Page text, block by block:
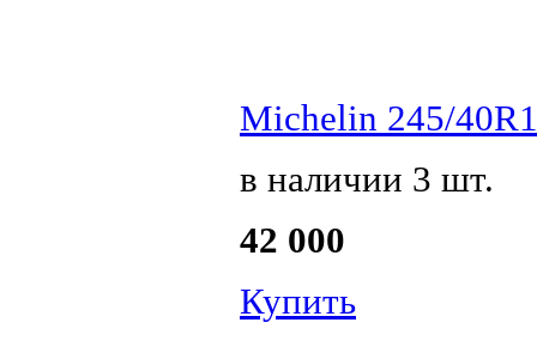
Michelin 245/
в наличии 3 шт.
42 000
Купить